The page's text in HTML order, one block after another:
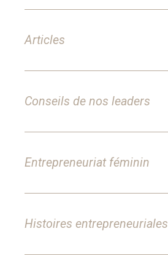
Articles
Conseils de nos leaders
Entrepreneuriat féminin
Histoires entrepreneuriales